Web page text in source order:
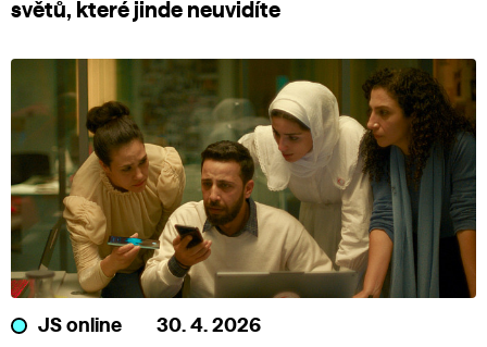
světů, které jinde neuvidíte
JS online 30. 4. 2026